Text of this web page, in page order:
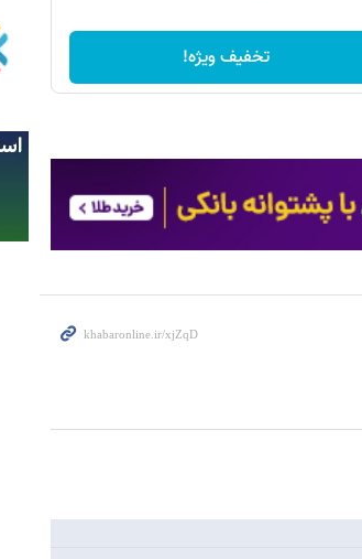
تخفیف ویژه!